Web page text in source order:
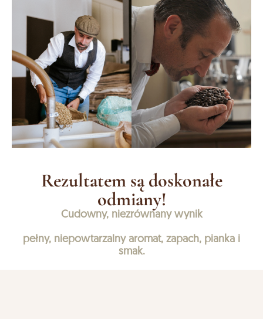
Rezultatem są doskonałe
odmiany!
Cudowny, niezrównany wynik
pełny, niepowtarzalny aromat, zapach, pianka i
smak.